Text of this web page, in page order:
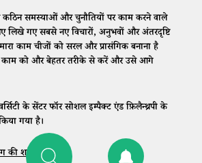
समस्याओं और चुनौतियों पर काम करने वाले
लिखे गए सबसे नए विचारों, अनुभवों और अंतरदृष्टि
काम चीजों को सरल और प्रासंगिक बनाना है
को और बेहतर तरीके से करें और उसे आगे
के सेंटर फॉर सोशल इम्पैक्ट एंड फ़िलैन्थ्रपी के
गया है।
की शर्तें |संपर्क